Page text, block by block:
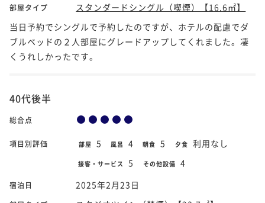
部屋タイプ
スタンダードシングル（喫煙）【16.6㎡】
当日予約でシングルで予約したのですが、ホテルの配慮でダ
ブルベッドの２人部屋にグレードアップしてくれました。凄
くうれしかったです。
40代後半
総合点
項目別評価 部屋 5 風呂 4 朝食 5 夕食 利用なし
接客・サービス 5 その他設備 4
宿泊日 2025年2月23日